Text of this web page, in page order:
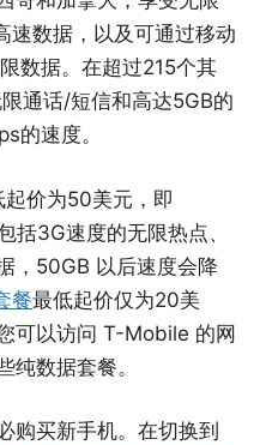
速数据，以及可通过移动
数据。在超过215个其
通话/短信和高达5GB的
的速度。
价为50美元，即
3G速度的无限热点、
，50GB 以后速度会降
餐最低起价仅为20美
可以访问 T-Mobile 的网
纯数据套餐。
购买新手机。在切换到